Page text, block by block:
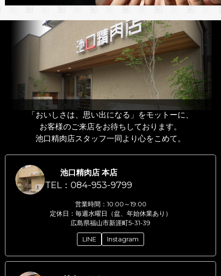
「おいしさは、思い出になる」をモットーに、
お客様のご来店をお待ちしております。
池口精肉店スタッフ一同より心をこめて。
池口精肉店 本店
TEL：084-953-9799
営業時間：10:00～19:00
定休日：毎週水曜日（盆、年始休業あり）
広島県福山市新涯町5-31-39
LINE Instagram